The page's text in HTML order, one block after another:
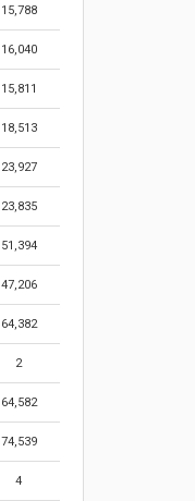
15,788
16,040
15,811
18,513
23,927
23,835
51,394
47,206
64,382
2
64,582
74,539
4